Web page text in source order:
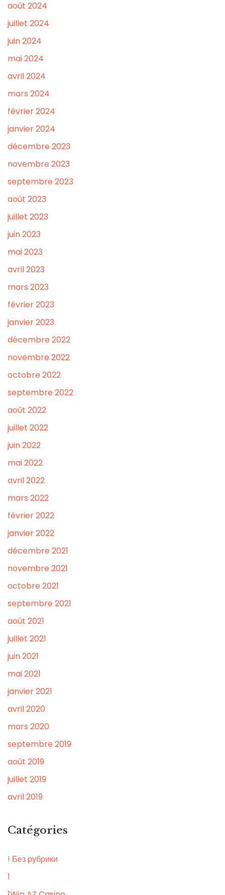
août 2024
juillet 2024
juin 2024
mai 2024
avril 2024
mars 2024
février 2024
janvier 2024
décembre 2023
novembre 2023
septembre 2023
août 2023
juillet 2023
juin 2023
mai 2023
avril 2023
mars 2023
février 2023
janvier 2023
décembre 2022
novembre 2022
octobre 2022
septembre 2022
août 2022
juillet 2022
juin 2022
mai 2022
avril 2022
mars 2022
février 2022
janvier 2022
décembre 2021
novembre 2021
octobre 2021
septembre 2021
août 2021
juillet 2021
juin 2021
mai 2021
janvier 2021
avril 2020
mars 2020
septembre 2019
août 2019
juillet 2019
avril 2019
Catégories
! Без рубрики
1